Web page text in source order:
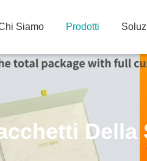
Siamo Prodotti
Della